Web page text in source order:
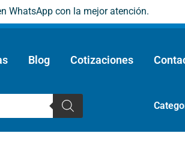
WhatsApp con la mejor atención.
Blog Cotizaciones